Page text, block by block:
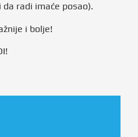
radi imaće posao).
i bolje!